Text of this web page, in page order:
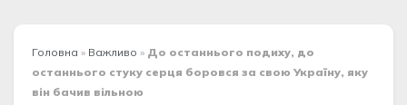
Головна » Важливо » До останнього подиху, до
останнього стуку серця боровся за свою Україну, яку
він бачив вільною